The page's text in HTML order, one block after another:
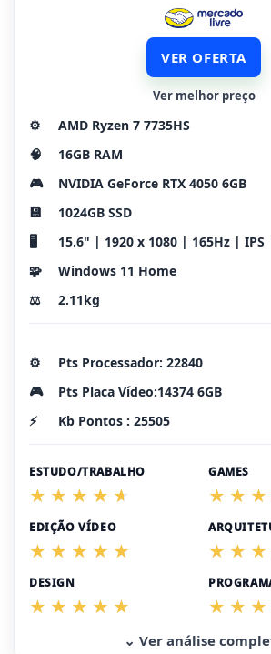
VER OFERTA
Ver melhor preço
⚙️
AMD Ryzen 7 7735HS
🧠
16GB RAM
🎮
NVIDIA GeForce RTX 4050 6GB
💾
1024GB SSD
🖥️
15.6" | 1920 x 1080 | 165Hz |
🧩
Windows 11 Home
⚖️
2.11kg
⚙️
Pts Processador: 22840
🎮
Pts Placa Vídeo:14374 6GB
⚡
Kb Pontos : 25505
ESTUDO/TRABALHO GAMES
EDIÇÃO VÍDEO
DESIGN
⌄ Ver análise